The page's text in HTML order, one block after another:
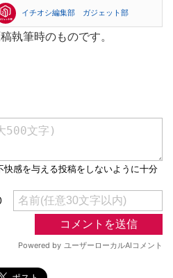
イチオシ編集部 ガジェット部
執筆時のものです。